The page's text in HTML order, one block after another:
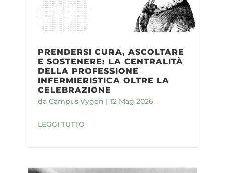
PRENDERSI CURA, ASCOLTARE
E SOSTENERE: LA CENTRALITÀ
DELLA PROFESSIONE
INFERMIERISTICA OLTRE LA
CELEBRAZIONE
da Campus Vygon | 12 Mag 2026
LEGGI TUTTO